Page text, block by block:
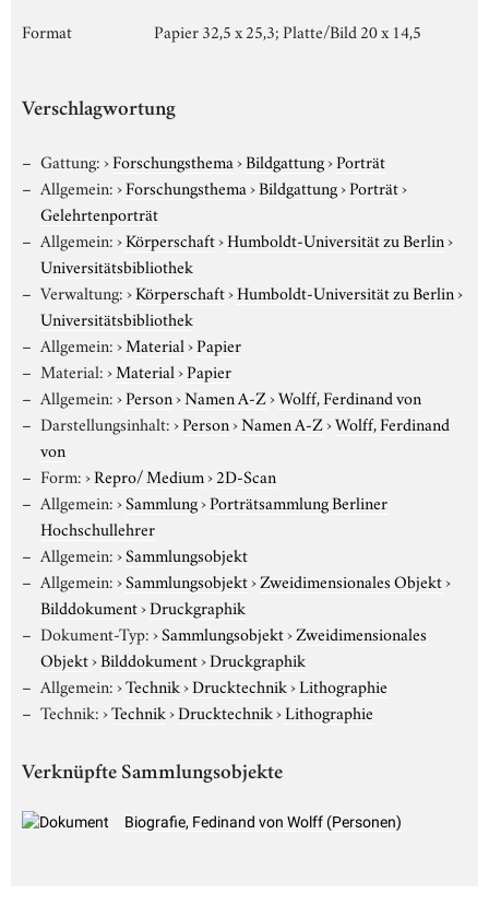
Format
Papier 32,5 x 25,3; Platte/Bild 20 x 14,5
Verschlagwortung
Gattung:›Forschungsthema›Bildgattung›Porträt
Allgemein:›Forschungsthema›Bildgattung›Porträt›
Gelehrtenporträt
Allgemein:›Körperschaft›Humboldt-Universität zu Berlin›
Universitätsbibliothek
Verwaltung:›Körperschaft›Humboldt-Universität zu Berlin›
Universitätsbibliothek
Allgemein:›Material›Papier
Material:›Material›Papier
Allgemein:›Person›Namen A-Z›Wolff, Ferdinand von
Darstellungsinhalt:›Person›Namen A-Z›Wolff, Ferdinand
von
Form:›Repro/ Medium›2D-Scan
Allgemein:›Sammlung›Porträtsammlung Berliner
Hochschullehrer
Allgemein:›Sammlungsobjekt
Allgemein:›Sammlungsobjekt›Zweidimensionales Objekt›
Bilddokument›Druckgraphik
Dokument-Typ:›Sammlungsobjekt›Zweidimensionales
Objekt›Bilddokument›Druckgraphik
Allgemein:›Technik›Drucktechnik›Lithographie
Technik:›Technik›Drucktechnik›Lithographie
Verknüpfte Sammlungsobjekte
Biografie, Fedinand von Wolff (Personen)